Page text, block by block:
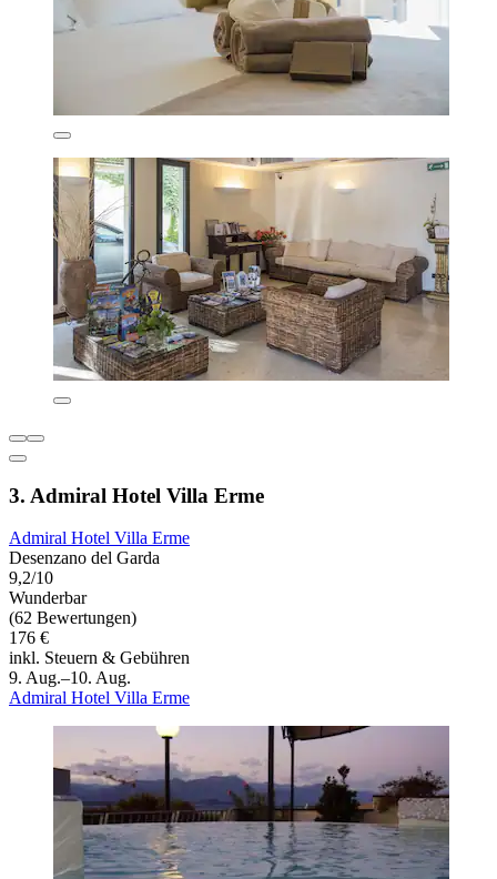
3. Admiral Hotel Villa Erme
Admiral Hotel Villa Erme
Desenzano del Garda
9,2/10
Wunderbar
(62 Bewertungen)
176 €
inkl. Steuern & Gebühren
9. Aug.–10. Aug.
Admiral Hotel Villa Erme